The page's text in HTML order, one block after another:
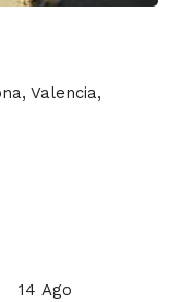
Valencia,
14 Ago